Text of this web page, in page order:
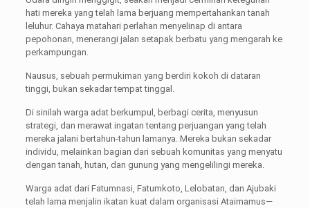
hati mereka yang telah lama berjuang mempertahankan tanah
leluhur. Cahaya matahari perlahan menyelinap di antara
pepohonan, menerangi jalan setapak berbatu yang mengarah ke
perkampungan.
Nausus, sebuah permukiman yang berdiri kokoh di dataran
tinggi, bukan sekadar tempat tinggal.
Di sinilah warga adat berkumpul, berbagi cerita, menyusun
strategi, dan merawat ingatan tentang perjuangan yang telah
mereka jalani bertahun-tahun lamanya. Mereka bukan sekadar
individu, melainkan bagian dari sebuah komunitas yang menyatu
dengan tanah, hutan, dan gunung yang mengelilingi mereka.
Warga adat dari Fatumnasi, Fatumkoto, Lelobatan, dan Ajubaki
telah lama menjalin ikatan kuat dalam organisasi Ataimamus—